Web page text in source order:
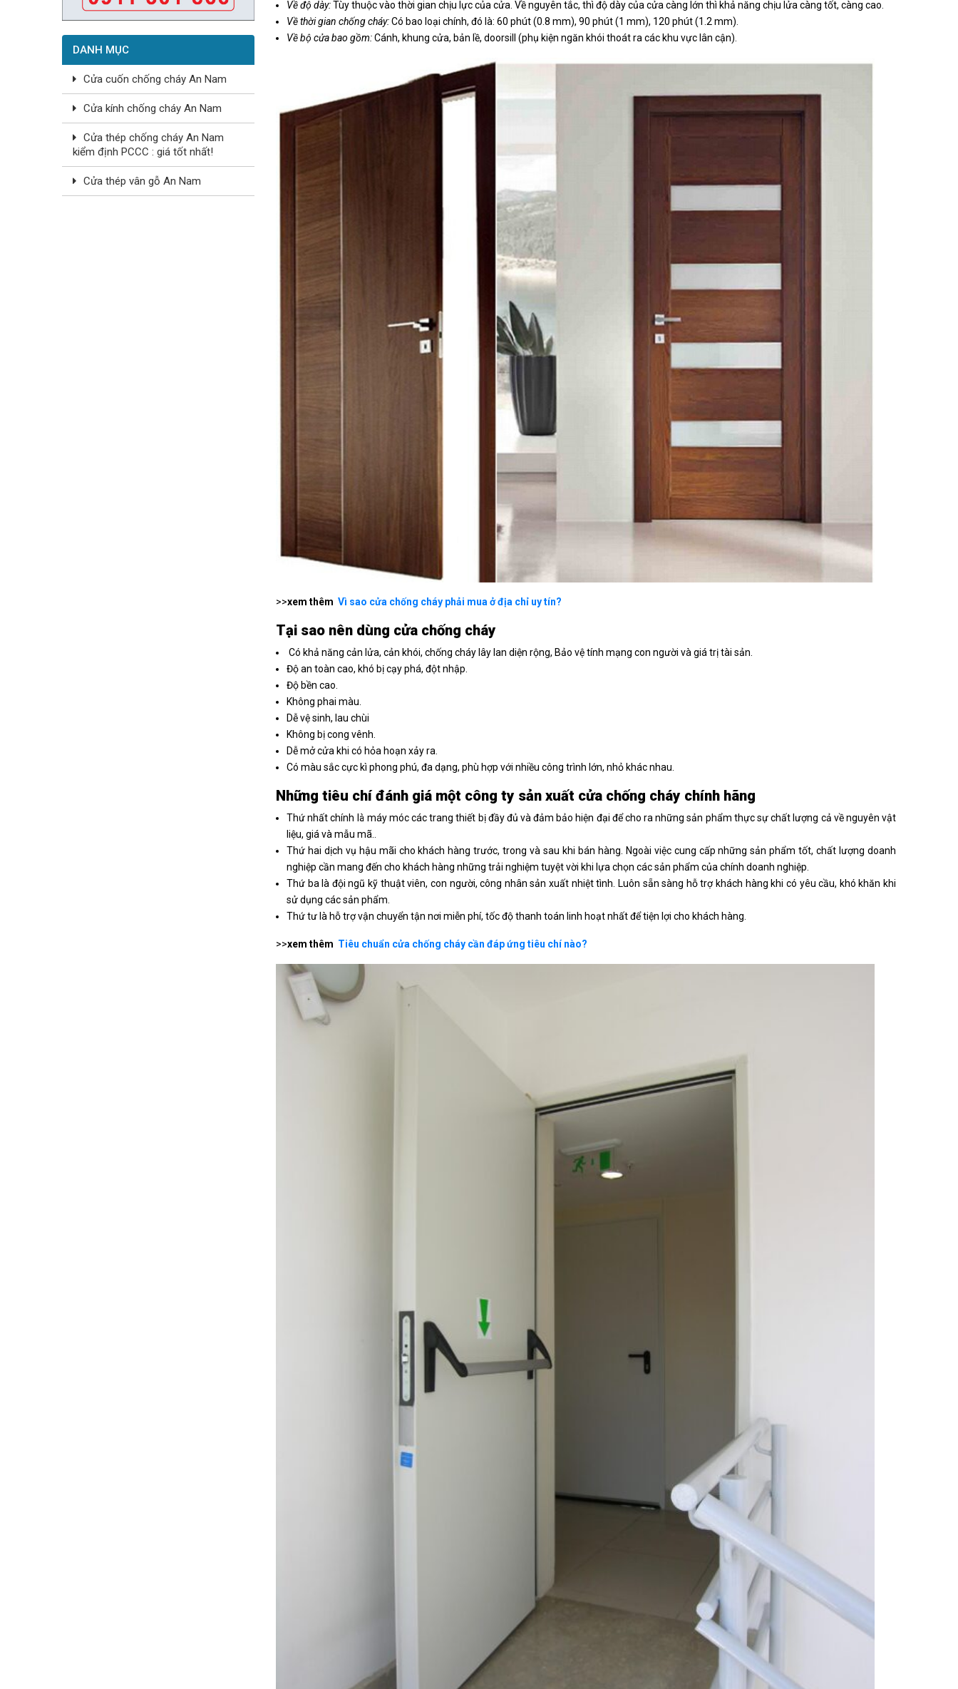
DANH MỤC
Cửa cuốn chống cháy An Nam
Cửa kính chống cháy An Nam
Cửa thép chống cháy An Nam
kiểm định PCCC : giá tốt nhất!
Cửa thép vân gỗ An Nam
Về độ dày:Tùy thuộc vào thời gian chịu lực của cửa. Về nguyên tắc, thì độ dày của cửa càng lớn thì khả năng chịu lửa càng tốt, càng cao.
Về thời gian chống cháy:Có bao loại chính, đó là: 60 phút (0.8 mm), 90 phút (1 mm), 120 phút (1.2 mm).
Về bộ cửa bao gồm:Cánh, khung cửa, bản lề, doorsill (phụ kiện ngăn khói thoát ra các khu vực lân cận).
>>xem thêm Vì sao cửa chống cháy phải mua ở địa chỉ uy tín?
Tại sao nên dùng cửa chống cháy
Có khả năng cản lửa, cản khói, chống cháy lây lan diện rộng, Bảo vệ tính mạng con người và giá trị tài sản.
Độ an toàn cao, khó bị cạy phá, đột nhập.
Độ bền cao.
Không phai màu.
Dễ vệ sinh, lau chùi
Không bị cong vênh.
Dễ mở cửa khi có hỏa hoạn xảy ra.
Có màu sắc cực kì phong phú, đa dạng, phù hợp với nhiều công trình lớn, nhỏ khác nhau.
Những tiêu chí đánh giá một công ty sản xuất cửa chống cháy chính hãng
Thứ nhất chính là máy móc các trang thiết bị đầy đủ và đảm bảo hiện đại để cho ra những sản phẩm thực sự chất lượng cả về nguyên vật
liệu, giá và mẫu mã..
Thứ hai dịch vụ hậu mãi cho khách hàng trước, trong và sau khi bán hàng. Ngoài việc cung cấp những sản phẩm tốt, chất lượng doanh
nghiệp cần mang đến cho khách hàng những trải nghiệm tuyệt vời khi lựa chọn các sản phẩm của chính doanh nghiệp.
Thứ ba là đội ngũ kỹ thuật viên, con người, công nhân sản xuất nhiệt tình. Luôn sẵn sàng hỗ trợ khách hàng khi có yêu cầu, khó khăn khi
sử dụng các sản phẩm.
Thứ tư là hỗ trợ vận chuyển tận nơi miễn phí, tốc độ thanh toán linh hoạt nhất để tiện lợi cho khách hàng.
>>xem thêm Tiêu chuẩn cửa chống cháy cần đáp ứng tiêu chí nào?